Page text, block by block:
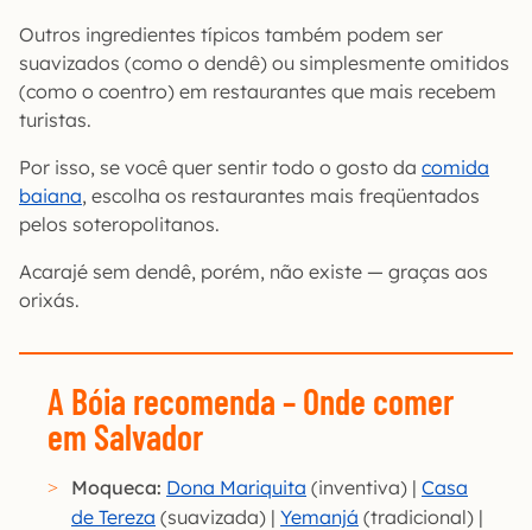
Outros ingredientes típicos também podem ser
suavizados (como o dendê) ou simplesmente omitidos
(como o coentro) em restaurantes que mais recebem
turistas.
Por isso, se você quer sentir todo o gosto da comida
baiana, escolha os restaurantes mais freqüentados
pelos soteropolitanos.
Acarajé sem dendê, porém, não existe — graças aos
orixás.
A Bóia recomenda– Onde comer
em Salvador
Moqueca: Dona Mariquita (inventiva) | Casa
de Tereza (suavizada) | Yemanjá (tradicional) |